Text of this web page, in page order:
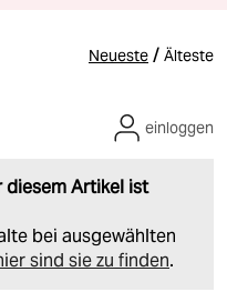
Neueste / Älteste
diesem Artikel ist
bei ausgewählten
sind sie zu finden.
einloggen